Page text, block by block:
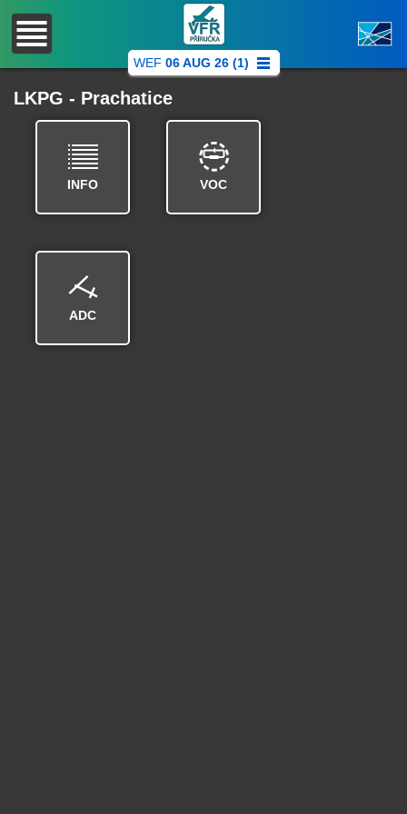
WEF 06 AUG 26 (1)
LKPG - Prachatice
INFO VOC
ADC